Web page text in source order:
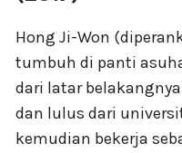
Hong Ji-Won
tumbuh di panti
dari latar
dan lulus dari
kemudian bekerja